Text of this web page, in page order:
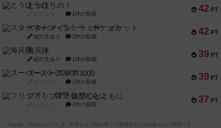
42 PT
とうほうの！
1件の投稿
42 PT
スターマイン・ラミー ポケット
紹介文あり 2件の投稿
39 PT
海兵隊
紹介文あり 1件の投稿
39 PT
スーパーストア3000
1件の投稿
37 PT
フリップ７：復讐心とともに
2件の投稿
※Apple、Apple のロゴ は、米国および他の国々で登録されたApple Inc.の商標です。